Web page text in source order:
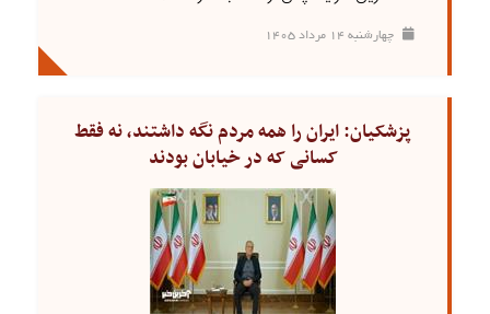
چهارشنبه ۱۴ مرداد ۱۴۰۵
پزشکیان: ایران را همه مردم نگه داشتند، نه فقط
کسانی که در خیابان بودند